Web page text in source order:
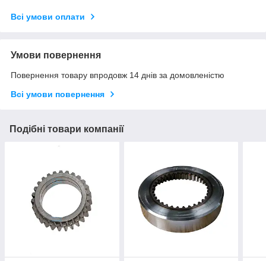
Всі умови оплати
Умови повернення
Повернення товару впродовж 14 днів за домовленістю
Всі умови повернення
Подібні товари компанії